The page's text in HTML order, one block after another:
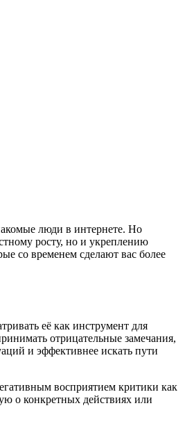
люди в интернете. Но
росту, но и укреплению
со временем сделают вас более
её как инструмент для
отрицательные замечания,
и эффективнее искать пути
восприятием критики как
о конкретных действиях или